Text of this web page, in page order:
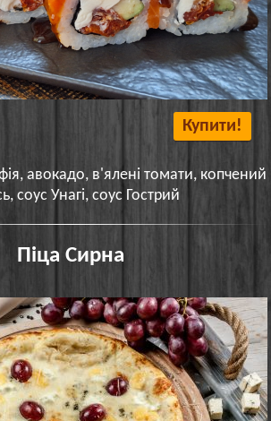
Купити!
авокадо, в'ялені томати, копчений
соус Унагі, соус Гострий
Піца Сирна